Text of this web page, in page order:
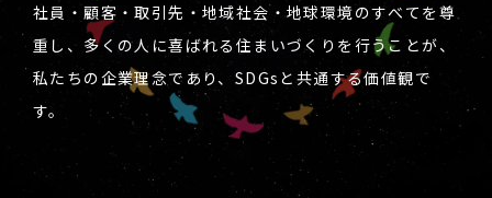
社員・顧客・取引先・地域社会・地球環境のすべてを尊
重し、多くの人に喜ばれる住まいづくりを行うことが、
私たちの企業理念であり、SDGsと共通する価値観で
す。